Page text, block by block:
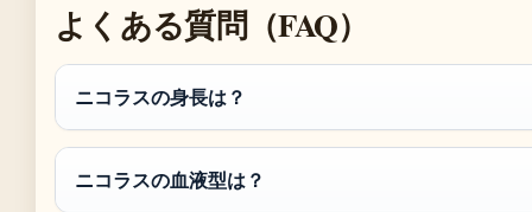
よくある質問（FAQ）
ニコラスの身長は？
ニコラスの血液型は？